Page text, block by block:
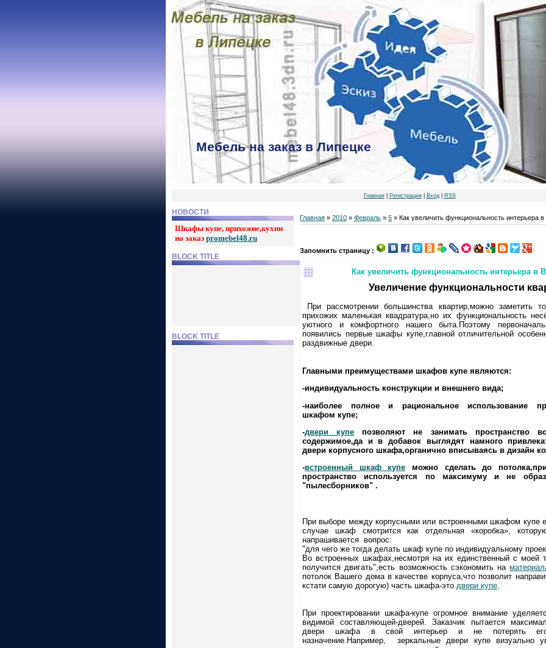
Приветствую Вас Гость
Мебель на заказ в Липецке
Главная| Регистрация| Вход| RSS
НОВОСТИ
Шкафы купе, прихожие,кухни
на заказ promebel48.ru
BLOCK TITLE
BLOCK TITLE
Главная » 2010 » Февраль » 5 » Как увеличить функциональность интерьера
Запомнить страницу :
Как увеличить функциональность интерьера в
Увеличение функциональности
При рассмотрении большинства квартир,можно заметить
прихожих маленькая квадратура,но их функциональность
уютного и комфортного нашего быта.Поэтому
появились первые шкафы купе,главной отличительной
раздвижные двери.
Главными преимуществами шкафов купе являются:
-индивидуальность конструкции и внешнего вида;
-наиболее полное и рациональное использование
шкафом купе;
-двери купе позволяют не занимать пространство
содержимое,да и в добавок выглядят намного
двери корпусного шкафа,органично вписываясь в дизайн
-встроенный шкаф купе можно сделать до
пространство используется по максимуму и не
"пылесборников" .
При выборе между корпусными или встроенными шкафом купе
случае шкаф смотрится как отдельная «коробка»,
напрашивается вопрос:
"для чего же тогда делать шкаф купе по индивидуальному
Во встроенных шкафах,несмотря на их единственный с моей
получится двигать",есть возможность сэкономить на
потолок Вашего дома в качестве корпуса,что позволит
кстати самую дорогую) часть шкафа-это двери купе
При проектировании шкафа-купе огромное внимание
видимой составляющей-дверей. Заказчик пытается
двери шкафа в свой интерьер и не потерять его
назначение.Например, зеркальные двери купе визуально